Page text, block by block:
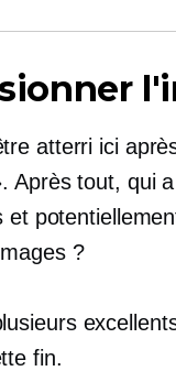
atterri ici
Après tout, qui
et
?
fin.